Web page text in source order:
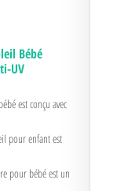
Bébé
UV
est conçu avec
pour enfant est
pour bébé est un